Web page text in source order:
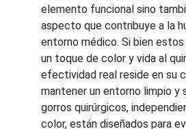
elemento funcional sino
aspecto que contribuye a la
entorno médico. Si bien
un toque de color y vida al
efectividad real reside en su
mantener un entorno limpio y
gorros quirúrgicos,
color, están diseñados para